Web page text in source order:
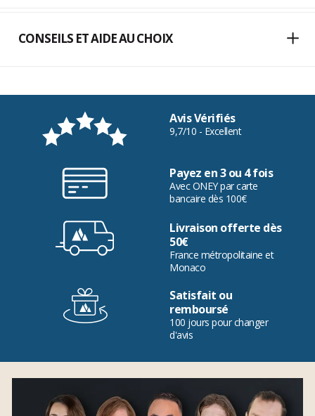
CONSEILS ET AIDE AU CHOIX
Avis Vérifiés
9,7/10 - Excellent
Payez en 3 ou 4 fois
Avec ONEY par carte
bancaire dès 100€
Livraison offerte dès
50€
France métropolitaine et
Monaco
Satisfait ou
remboursé
100 jours pour changer
d'avis